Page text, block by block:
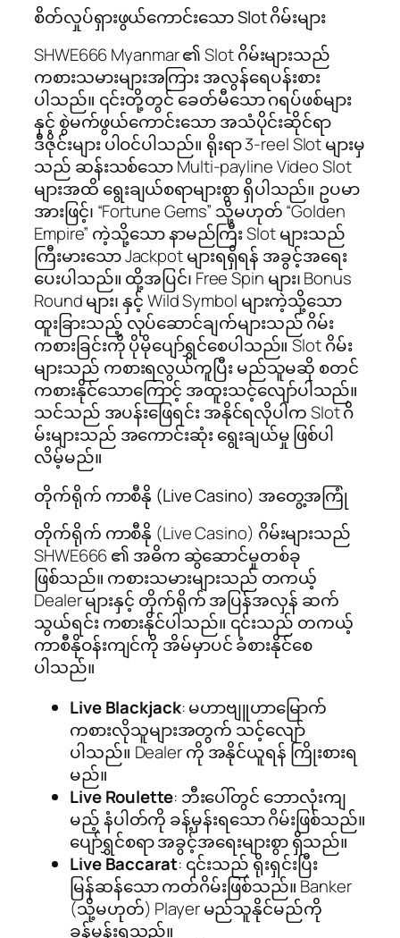
စိတ်လှုပ်ရှားဖွယ်ကောင်းသော Slot ဂိမ်းများ
SHWE666 Myanmar ၏ Slot ဂိမ်းများသည်
ကစားသမားများအကြား အလွန်ရေပန်းစား
ပါသည်။ ၎င်းတို့တွင် ခေတ်မီသော ဂရပ်ဖစ်များ
နှင့် စွဲမက်ဖွယ်ကောင်းသော အသံပိုင်းဆိုင်ရာ
ဒီဇိုင်းများ ပါဝင်ပါသည်။ ရိုးရာ 3-reel Slot များမှ
သည် ဆန်းသစ်သော Multi-payline Video Slot
များအထိ ရွေးချယ်စရာများစွာ ရှိပါသည်။ ဥပမာ
အားဖြင့်၊ “Fortune Gems” သို့မဟုတ် “Golden
Empire” ကဲ့သို့သော နာမည်ကြီး Slot များသည်
ကြီးမားသော Jackpot များရရှိရန် အခွင့်အရေး
ပေးပါသည်။ ထို့အပြင်၊ Free Spin များ၊ Bonus
Round များ၊ နှင့် Wild Symbol များကဲ့သို့သော
ထူးခြားသည့် လုပ်ဆောင်ချက်များသည် ဂိမ်း
ကစားခြင်းကို ပိုမိုပျော်ရွှင်စေပါသည်။ Slot ဂိမ်း
များသည် ကစားရလွယ်ကူပြီး မည်သူမဆို စတင်
ကစားနိုင်သောကြောင့် အထူးသင့်လျော်ပါသည်။
သင်သည် အပန်းဖြေရင်း အနိုင်ရလိုပါက Slot ဂိ
မ်းများသည် အကောင်းဆုံး ရွေးချယ်မှု ဖြစ်ပါ
လိမ့်မည်။
တိုက်ရိုက် ကာစီနို (Live Casino) အတွေ့အကြုံ
တိုက်ရိုက် ကာစီနို (Live Casino) ဂိမ်းများသည်
SHWE666 ၏ အဓိက ဆွဲဆောင်မှုတစ်ခု
ဖြစ်သည်။ ကစားသမားများသည် တကယ့်
Dealer များနှင့် တိုက်ရိုက် အပြန်အလှန် ဆက်
သွယ်ရင်း ကစားနိုင်ပါသည်။ ၎င်းသည် တကယ့်
ကာစီနိုဝန်းကျင်ကို အိမ်မှာပင် ခံစားနိုင်စေ
ပါသည်။
Live Blackjack: မဟာဗျူဟာမြောက်
ကစားလိုသူများအတွက် သင့်လျော်
ပါသည်။ Dealer ကို အနိုင်ယူရန် ကြိုးစားရ
မည်။
Live Roulette: ဘီးပေါ်တွင် ဘောလုံးကျ
မည့် နံပါတ်ကို ခန့်မှန်းရသော ဂိမ်းဖြစ်သည်။
ပျော်ရွှင်စရာ အခွင့်အရေးများစွာ ရှိသည်။
Live Baccarat: ၎င်းသည် ရိုးရှင်းပြီး
မြန်ဆန်သော ကတ်ဂိမ်းဖြစ်သည်။ Banker
(သို့မဟုတ်) Player မည်သူနိုင်မည်ကို
ခန့်မှန်းရသည်။